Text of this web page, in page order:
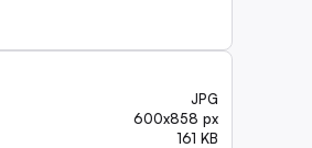
JPG
600x858 px
161 KB